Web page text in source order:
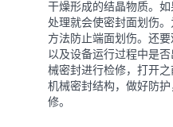
干燥形成的结晶物质。
处理就会使密封面划伤
方法防止端面划伤。还
以及设备运行过程中是
械密封进行检修，打开
机械密封结构，做好防
修。